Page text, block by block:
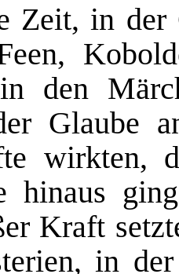
Zeit, in der
den
Glaube
wirkten,
hinaus
Kraft
in